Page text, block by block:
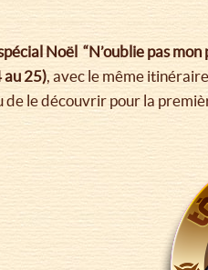
Noël “N’oublie pas
au 25) , avec le même
le découvrir pour la